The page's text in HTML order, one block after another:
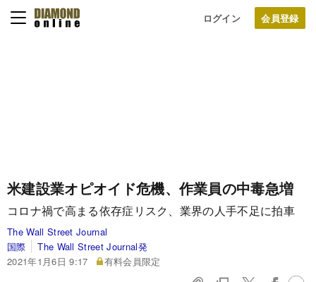
ログイン
米建設業オピオイド危機、作業員の中毒急増
コロナ禍で高まる依存症リスク、業界の人手不足に拍車
The Wall Street Journal
国際
The Wall Street Journal発
2021年1月6日 9:17
有料会員限定